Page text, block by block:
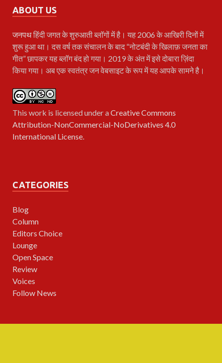
ABOUT US
जनपथहिंदी जगत के शुरुआती ब्लॉगों में है। यह 2006 के आखिरी दिनों में
शुरू हुआ था। दस वर्ष तक संचालन के बाद “नोटबंदी के खिलाफ़ जनता का
गीत” छापकर यह ब्लॉग बंद हो गया। 2019 के अंत में इसे दोबारा ज़िंदा
किया गया। अब एक स्वतंत्र जन वेबसाइट के रूप में यह आपके सामने है।
This work is licensed under aCreative Commons
Attribution-NonCommercial-NoDerivatives 4.0
International License
CATEGORIES
Blog
Column
Editors Choice
Lounge
Open Space
Review
Voices
Follow News